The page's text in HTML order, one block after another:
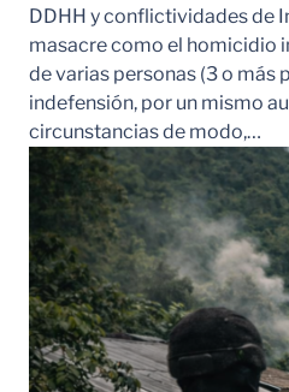
DDHH y conflictividades de
masacre como el homicidio
de varias personas (3 o más
indefensión, por un mismo
circunstancias de modo,…